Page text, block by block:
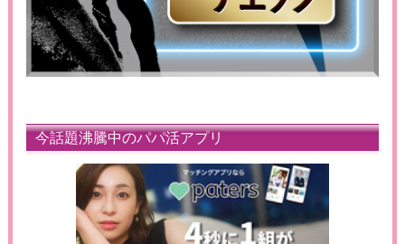
今話題沸騰中のパパ活アプリ